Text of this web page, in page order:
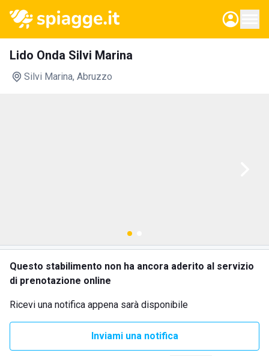
Lido Onda Silvi Marina
Silvi Marina, Abruzzo
Questo stabilimento non ha ancora aderito al servizio
di prenotazione online
Ricevi una notifica appena sarà disponibile
Inviami una notifica